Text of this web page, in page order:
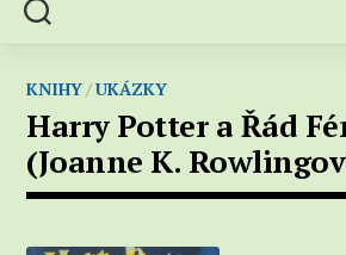
KNIHY/UKÁZKY
Harry Potter a Řád
(Joanne K.